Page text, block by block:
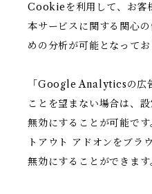
Cookieを利用して、お客
本サービスに関する関心
めの分析が可能となってお
「Google Analyticsの広
ことを望まない場合は、
無効にすることが可能で
トアウト アドオンをブラ
無効にすることができます